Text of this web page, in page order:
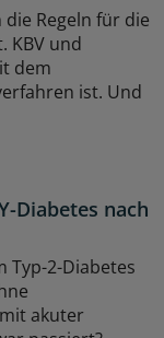
Regeln für die
KBV und
dem
ist. Und
Diabetes nach
Typ-2-Diabetes
akuter